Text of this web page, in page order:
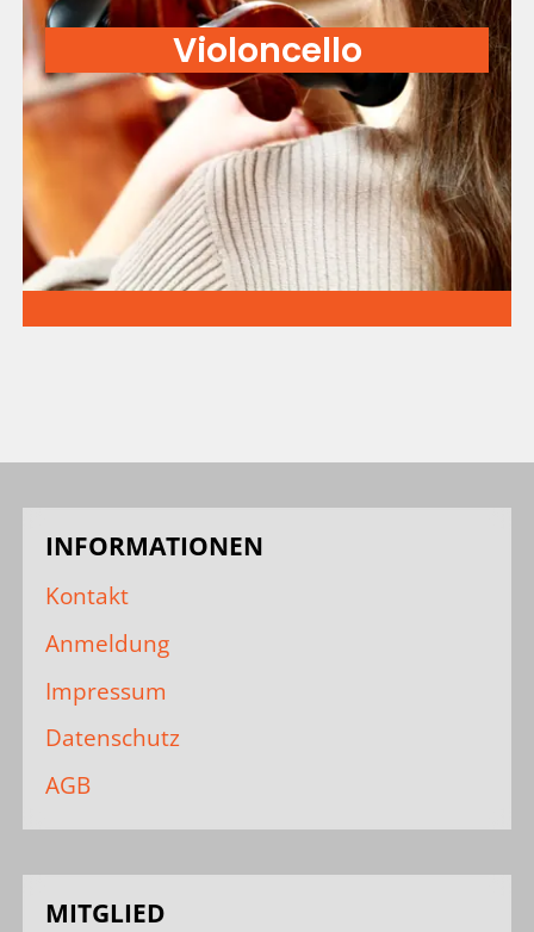
Violoncello
INFORMATIONEN
Kontakt
Anmeldung
Impressum
Datenschutz
AGB
MITGLIED